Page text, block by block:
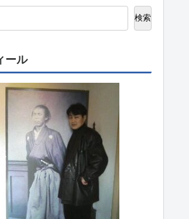
検索
ール